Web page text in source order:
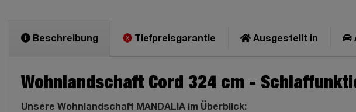
Beschreibung Tiefpreisgarantie Ausgestellt in
Wohnlandschaft Cord 324 cm -
Unsere Wohnlandschaft MANDALIA im Überblick: